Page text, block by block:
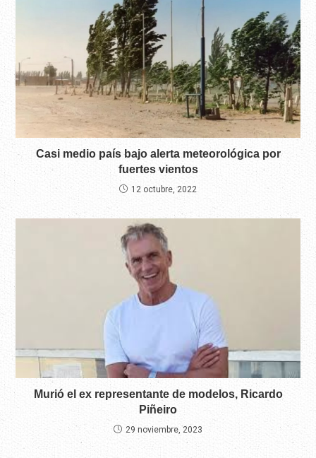
Casi medio país bajo alerta meteorológica por
fuertes vientos
12 octubre, 2022
Murió el ex representante de modelos, Ricardo
Piñeiro
29 noviembre, 2023